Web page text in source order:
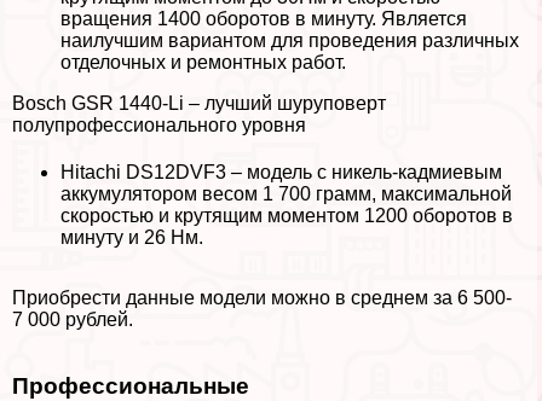
вращения 1400 оборотов в минуту. Является
наилучшим вариантом для проведения различных
отделочных и ремонтных работ.
Bosch GSR 1440-Li – лучший шуруповерт
полупрофессионального уровня
Hitachi DS12DVF3 – модель с никель-кадмиевым
аккумулятором весом 1 700 грамм, максимальной
скоростью и крутящим моментом 1200 оборотов в
минуту и 26 Нм.
Приобрести данные модели можно в среднем за 6 500-
7 000 рублей.
Профессиональные